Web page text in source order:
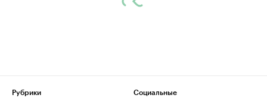
Рубрики
Социальные